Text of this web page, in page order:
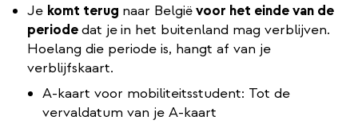
Je komt terug naar Belgiëvoor het einde van de
periodedat jein het buitenland mag verblijven.
Hoelang die periode is, hangt af van je
verblijfskaart.
A-kaart voor mobiliteitsstudent: Tot de
vervaldatum van je A-kaart